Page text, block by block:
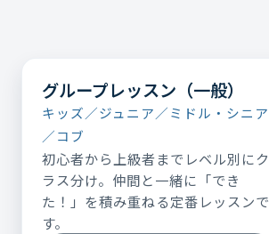
グループレッスン（一般）
キッズ／ジュニア／ミドル・シニア
／コブ
初心者から上級者までレベル別にク
ラス分け。仲間と一緒に「でき
た！」を積み重ねる定番レッスンで
す。